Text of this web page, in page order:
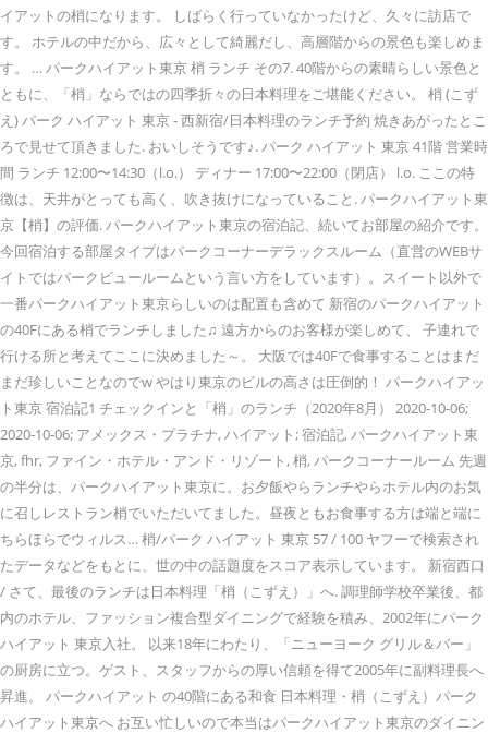
イアットの梢になります。 しばらく行っていなかったけど、久々に訪店で
す。 ホテルの中だから、広々として綺麗だし、高層階からの景色も楽しめま
す。 … パークハイアット東京 梢 ランチ その7. 40階からの素晴らしい景色と
ともに、「梢」ならではの四季折々の日本料理をご堪能ください。 梢 (こず
え) パーク ハイアット 東京 - 西新宿/日本料理のランチ予約 焼きあがったとこ
ろで見せて頂きました. おいしそうです♪. パーク ハイアット 東京 41階 営業時
間 ランチ 12:00〜14:30（l.o.） ディナー 17:00〜22:00（閉店） l.o. ここの特
徴は、天井がとっても高く、吹き抜けになっていること. パークハイアット東
京【梢】の評価. パークハイアット東京の宿泊記、続いてお部屋の紹介です。
今回宿泊する部屋タイプはパークコーナーデラックスルーム（直営のWEBサ
イトではパークビュールームという言い方をしています）。スイート以外で
一番パークハイアット東京らしいのは配置も含めて 新宿のパークハイアット
の40Fにある梢でランチしました♫ 遠方からのお客様が楽しめて、 子連れで
行ける所と考えてここに決めました～。 大阪では40Fで食事することはまだ
まだ珍しいことなのでw やはり東京のビルの高さは圧倒的！ パークハイアッ
ト東京 宿泊記1 チェックインと「梢」のランチ（2020年8月） 2020-10-06;
2020-10-06; アメックス・プラチナ, ハイアット; 宿泊記, パークハイアット東
京, fhr, ファイン・ホテル・アンド・リゾート, 梢, パークコーナールーム 先週
の半分は、パークハイアット東京に。お夕飯やらランチやらホテル内のお気
に召しレストラン梢でいただいてました。昼夜ともお食事する方は端と端に
ちらほらでウィルス… 梢/パーク ハイアット 東京 57 / 100 ヤフーで検索され
たデータなどをもとに、世の中の話題度をスコア表示しています。 新宿西口
/ さて、最後のランチは日本料理「梢（こずえ）」へ. 調理師学校卒業後、都
内のホテル、ファッション複合型ダイニングで経験を積み、2002年にパーク
ハイアット 東京入社。 以来18年にわたり、「ニューヨーク グリル＆バー」
の厨房に立つ。ゲスト、スタッフからの厚い信頼を得て2005年に副料理長へ
昇進。 パークハイアット の40階にある和食 日本料理・梢（こずえ）パーク
ハイアット東京へ お互い忙しいので本当はパークハイアット東京のダイニン